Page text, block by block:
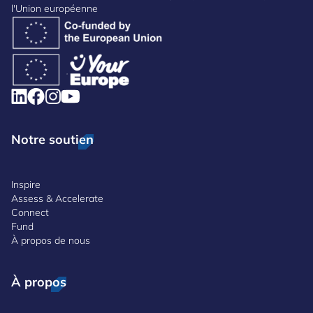
l'Union européenne
Notre soutien
Inspire
Assess & Accelerate
Connect
Fund
À propos de nous
À propos